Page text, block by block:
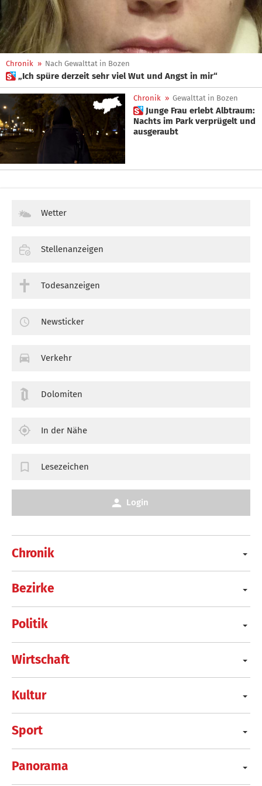
Chronik » Nach Gewalttat in Bozen
 „Ich spüre derzeit sehr viel Wut und Angst in mir“
Chronik » Gewalttat in Bozen
 Junge Frau erlebt Albtraum:
Nachts im Park verprügelt und
ausgeraubt
Chronik
Bezirke
Politik
Wirtschaft
Kultur
Sport
Panorama
Wetter
Stellenanzeigen
Todesanzeigen
Newsticker
Verkehr
Dolomiten
In der Nähe
Lesezeichen
Login